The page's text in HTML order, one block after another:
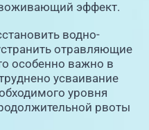
эффект.
водно-
отравляющие
особенно важно в
усваивание
уровня
рвоты